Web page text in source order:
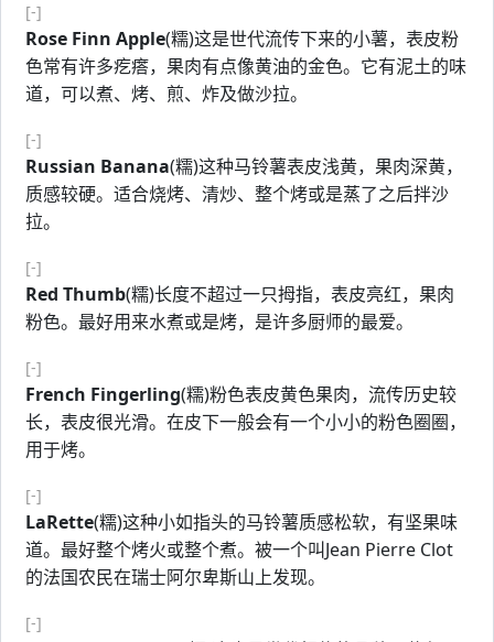
[-]
Rose Finn Apple(糯)这是世代流传下来的小薯，表皮粉
色常有许多疙瘩，果肉有点像黄油的金色。它有泥土的味
道，可以煮、烤、煎、炸及做沙拉。
[-]
Russian Banana(糯)这种马铃薯表皮浅黄，果肉深黄，
质感较硬。适合烧烤、清炒、整个烤或是蒸了之后拌沙
拉。
[-]
Red Thumb(糯)长度不超过一只拇指，表皮亮红，果肉
粉色。最好用来水煮或是烤，是许多厨师的最爱。
[-]
French Fingerling(糯)粉色表皮黄色果肉，流传历史较
长，表皮很光滑。在皮下一般会有一个小小的粉色圈圈，
用于烤。
[-]
LaRette(糯)这种小如指头的马铃薯质感松软，有坚果味
道。最好整个烤火或整个煮。被一个叫Jean Pierre Clot
的法国农民在瑞士阿尔卑斯山上发现。
[-]